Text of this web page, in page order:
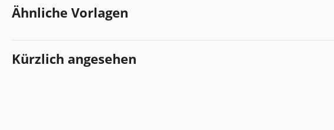
Ähnliche Vorlagen
Kürzlich angesehen